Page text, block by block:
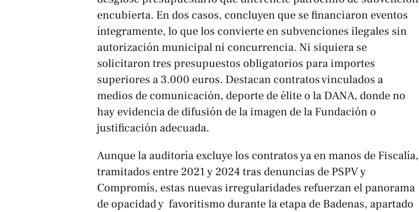
encubierta. En dos casos, concluyen que se financiaron eventos
íntegramente, lo que los convierte en subvenciones ilegales sin
autorización municipal ni concurrencia. Ni siquiera se
solicitaron tres presupuestos obligatorios para importes
superiores a 3.000 euros. Destacan contratos vinculados a
medios de comunicación, deporte de élite o la DANA, donde no
hay evidencia de difusión de la imagen de la Fundación o
justificación adecuada.
Aunque la auditoría excluye los contratos ya en manos de Fiscalía,
tramitados entre 2021 y 2024 tras denuncias de PSPV y
Compromís, estas nuevas irregularidades refuerzan el panorama
de opacidad y favoritismo durante la etapa de Badenas, apartado